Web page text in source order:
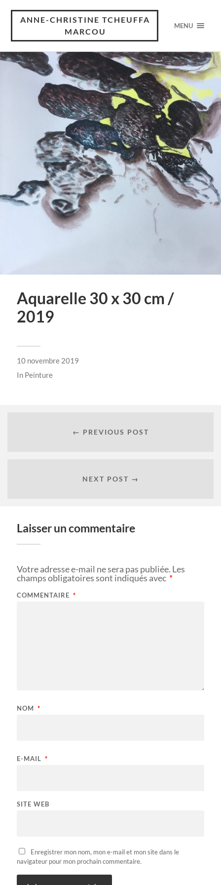
ANNE-CHRISTINE TCHEUFFA
MARCOU
MENU
Aquarelle 30 x 30 cm /
2019
10 novembre 2019
In Peinture
← PREVIOUS POST
NEXT POST →
Laisser un commentaire
Votre adresse e-mail ne sera pas publiée. Les
champs obligatoires sont indiqués avec *
COMMENTAIRE *
NOM *
E-MAIL *
SITE WEB
Enregistrer mon nom, mon e-mail et mon site dans le
navigateur pour mon prochain commentaire.